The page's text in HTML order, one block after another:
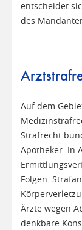
entscheidet
des
Auf dem
Strafrecht
Apotheker. In
Folgen.
Ärzte wegen
denkbare